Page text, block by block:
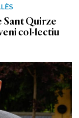
Sant Quirze
col·lectiu